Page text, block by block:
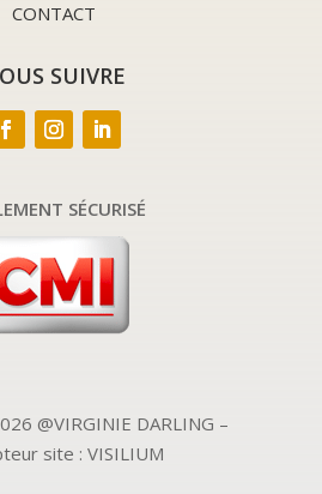
CONTACT
SUIVRE
SÉCURISÉ
@VIRGINIE DARLING –
site : VISILIUM